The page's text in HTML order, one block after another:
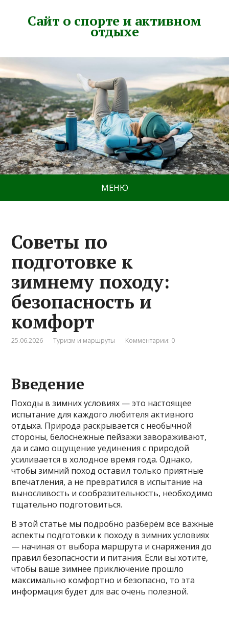
Сайт о спорте и активном
отдыхе
МЕНЮ
Советы по
подготовке к
зимнему походу:
безопасность и
комфорт
25.06.2026 Туризм и маршруты Комментарии: 0
Введение
Походы в зимних условиях — это настоящее
испытание для каждого любителя активного
отдыха. Природа раскрывается с необычной
стороны, белоснежные пейзажи завораживают,
да и само ощущение уединения с природой
усиливается в холодное время года. Однако,
чтобы зимний поход оставил только приятные
впечатления, а не превратился в испытание на
выносливость и сообразительность, необходимо
тщательно подготовиться.
В этой статье мы подробно разберём все важные
аспекты подготовки к походу в зимних условиях
— начиная от выбора маршрута и снаряжения до
правил безопасности и питания. Если вы хотите,
чтобы ваше зимнее приключение прошло
максимально комфортно и безопасно, то эта
информация будет для вас очень полезной.